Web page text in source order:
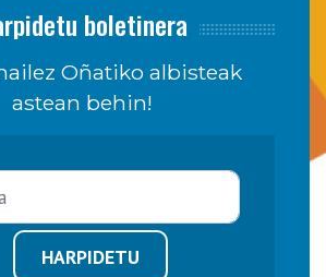
boletinera
Oñatiko albisteak
astean behin!
HARPIDETU